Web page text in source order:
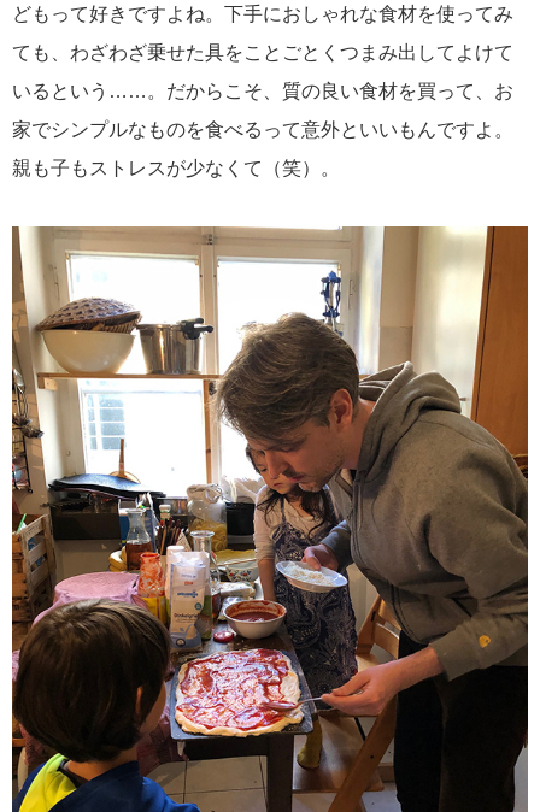
どもって好きですよね。下手におしゃれな食材を使ってみ
ても、わざわざ乗せた具をことごとくつまみ出してよけて
いるという……。だからこそ、質の良い食材を買って、お
家でシンプルなものを食べるって意外といいもんですよ。
親も子もストレスが少なくて（笑）。